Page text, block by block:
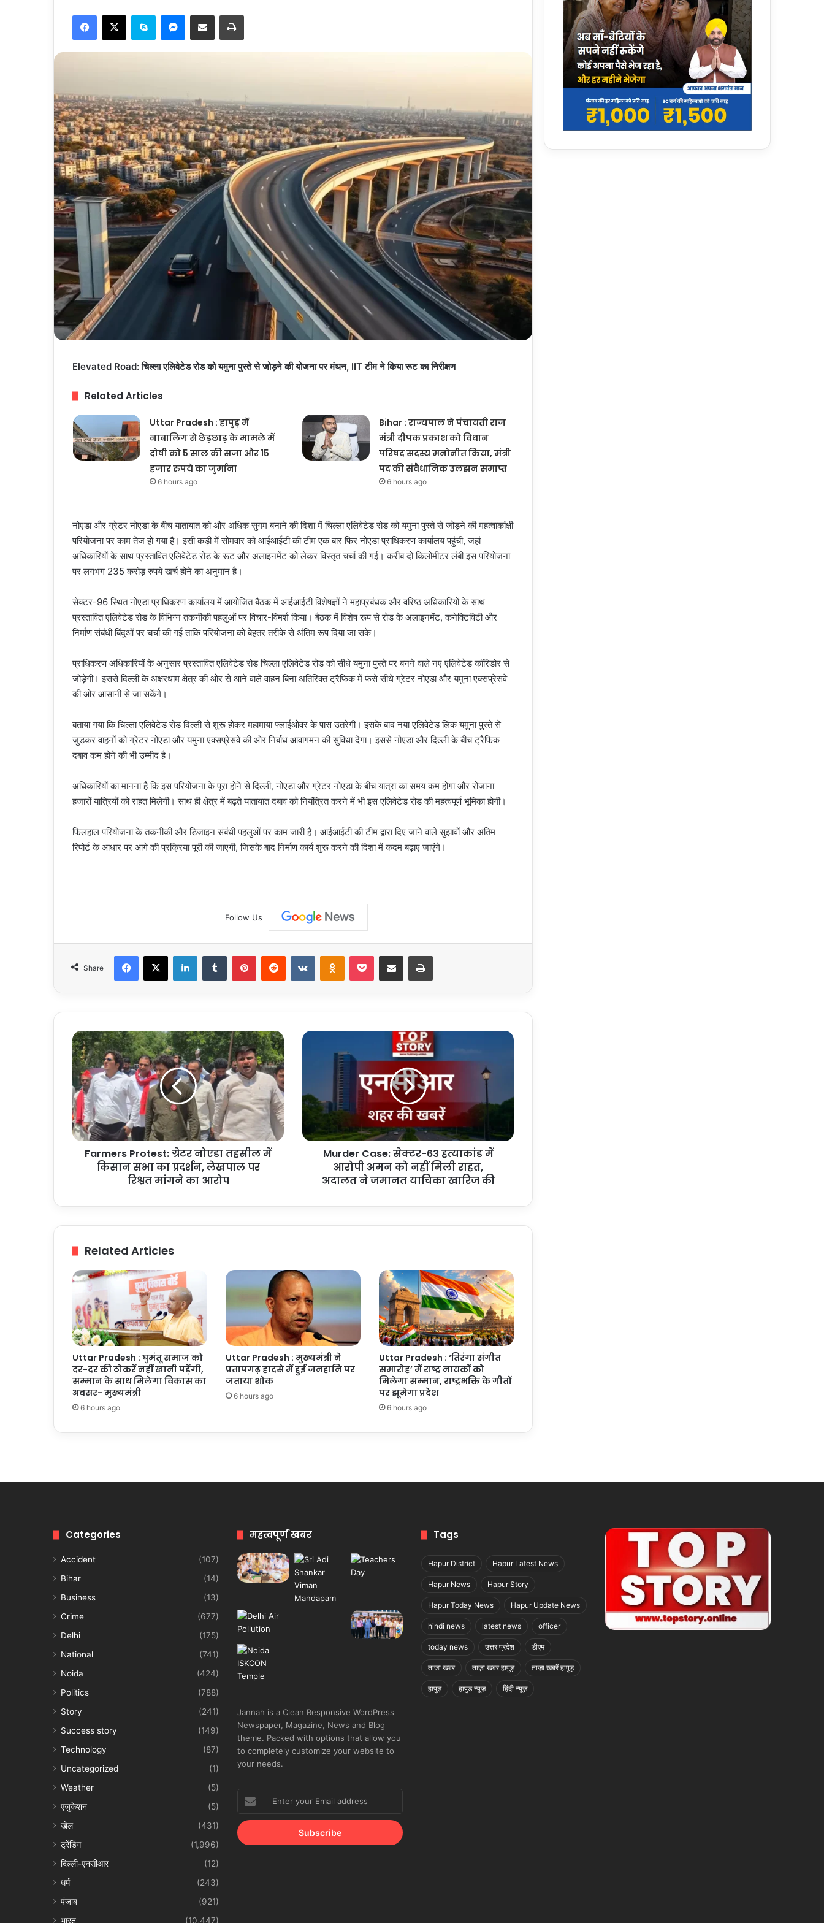
Facebook
X Skype Messenger
Share via Email Print
Elevated Road: चिल्ला एलिवेटेड रोड को यमुना पुस्ते से जोड़ने की योजना पर मंथन, IIT टीम ने किया रूट का निरीक्षण
Related Articles
Uttar Pradesh : हापुड़ में
नाबालिग से छेड़छाड़ के मामले में
दोषी को 5 साल की सजा और 15
हजार रुपये का जुर्माना
6 hours ago
Bihar : राज्यपाल ने पंचायती राज
मंत्री दीपक प्रकाश को विधान
परिषद सदस्य मनोनीत किया, मंत्री
पद की संवैधानिक उलझन समाप्त
6 hours ago
नोएडा और ग्रेटर नोएडा के बीच यातायात को और अधिक सुगम बनाने की दिशा में चिल्ला एलिवेटेड रोड को यमुना पुस्ते से जोड़ने की महत्वाकांक्षी
परियोजना पर काम तेज हो गया है। इसी कड़ी में सोमवार को आईआईटी की टीम एक बार फिर नोएडा प्राधिकरण कार्यालय पहुंची, जहां
अधिकारियों के साथ प्रस्तावित एलिवेटेड रोड के रूट और अलाइनमेंट को लेकर विस्तृत चर्चा की गई। करीब दो किलोमीटर लंबी इस परियोजना
पर लगभग 235 करोड़ रुपये खर्च होने का अनुमान है।
सेक्टर-96 स्थित नोएडा प्राधिकरण कार्यालय में आयोजित बैठक में आईआईटी विशेषज्ञों ने महाप्रबंधक और वरिष्ठ अधिकारियों के साथ
प्रस्तावित एलिवेटेड रोड के विभिन्न तकनीकी पहलुओं पर विचार-विमर्श किया। बैठक में विशेष रूप से रोड के अलाइनमेंट, कनेक्टिविटी और
निर्माण संबंधी बिंदुओं पर चर्चा की गई ताकि परियोजना को बेहतर तरीके से अंतिम रूप दिया जा सके।
प्राधिकरण अधिकारियों के अनुसार प्रस्तावित एलिवेटेड रोड चिल्ला एलिवेटेड रोड को सीधे यमुना पुस्ते पर बनने वाले नए एलिवेटेड कॉरिडोर से
जोड़ेगी। इससे दिल्ली के अक्षरधाम क्षेत्र की ओर से आने वाले वाहन बिना अतिरिक्त ट्रैफिक में फंसे सीधे ग्रेटर नोएडा और यमुना एक्सप्रेसवे
की ओर आसानी से जा सकेंगे।
बताया गया कि चिल्ला एलिवेटेड रोड दिल्ली से शुरू होकर महामाया फ्लाईओवर के पास उतरेगी। इसके बाद नया एलिवेटेड लिंक यमुना पुस्ते से
जुड़कर वाहनों को ग्रेटर नोएडा और यमुना एक्सप्रेसवे की ओर निर्बाध आवागमन की सुविधा देगा। इससे नोएडा और दिल्ली के बीच ट्रैफिक
दबाव कम होने की भी उम्मीद है।
अधिकारियों का मानना है कि इस परियोजना के पूरा होने से दिल्ली, नोएडा और ग्रेटर नोएडा के बीच यात्रा का समय कम होगा और रोजाना
हजारों यात्रियों को राहत मिलेगी। साथ ही क्षेत्र में बढ़ते यातायात दबाव को नियंत्रित करने में भी इस एलिवेटेड रोड की महत्वपूर्ण भूमिका होगी।
फिलहाल परियोजना के तकनीकी और डिजाइन संबंधी पहलुओं पर काम जारी है। आईआईटी की टीम द्वारा दिए जाने वाले सुझावों और अंतिम
रिपोर्ट के आधार पर आगे की प्रक्रिया पूरी की जाएगी, जिसके बाद निर्माण कार्य शुरू करने की दिशा में कदम बढ़ाए जाएंगे।
Follow Us
Share
Facebook
X LinkedInTumblr PinterestReddit VKontakteOdnoklassniki
Pocket Share via Email Print
Farmers
Protest:
ग्रेटर
नोएडा
तहसील
में
किसान
सभा
का
प्रदर्शन,Farmers Protest: ग्रेटर नोएडा तहसील में
किसान सभा का प्रदर्शन, लेखपाल पर
रिश्वत मांगने का आरोप
Murder
आरोपी
नहीं
अदालत
Murder Case: सेक्टर-63 हत्याकांड में
आरोपी अमन को नहीं मिली राहत,
अदालत ने जमानत याचिका खारिज की
Related Articles
Uttar Pradesh : घुमंतू समाज को
दर-दर की ठोकरें नहीं खानी पड़ेंगी,
सम्मान के साथ मिलेगा विकास का
अवसर- मुख्यमंत्री
6 hours ago
Uttar Pradesh : मुख्यमंत्री ने
प्रतापगढ़ हादसे में हुई जनहानि पर
जताया शोक
6 hours ago
Uttar Pradesh : ‘तिरंगा संगीत
समारोह’ में राष्ट्र नायकों को
मिलेगा सम्मान, राष्ट्रभक्ति के गीतों
पर झूमेगा प्रदेश
6 hours ago
Categories
Accident
(107)
Bihar
(14)
Business
(13)
Crime
(677)
Delhi
(175)
National
(741)
Noida
(424)
Politics
(788)
Story
(241)
Success story
(149)
Technology
(87)
Uncategorized
(1)
Weather
(5)
एजुकेशन
(5)
खेल
(431)
ट्रेंडिंग
(1,996)
दिल्ली-एनसीआर
(12)
धर्म
(243)
पंजाब
(921)
भारत
(10,447)
महत्वपूर्ण खबर
Jannah is a Clean Responsive WordPress
Newspaper, Magazine, News and Blog
theme. Packed with options that allow you
to completely customize your website to
your needs.
your
Email
address
Tags
Hapur District Hapur Latest News
Hapur News Hapur Story
Hapur Today News Hapur Update News
hindi news latest news officer
today news उत्तर प्रदेश डीएम
ताजा खबर ताज़ा खबर हापुड़ ताज़ा खबरें हापुड़
हापुड़ हापुड़ न्यूज़ हिंदी न्यूज़